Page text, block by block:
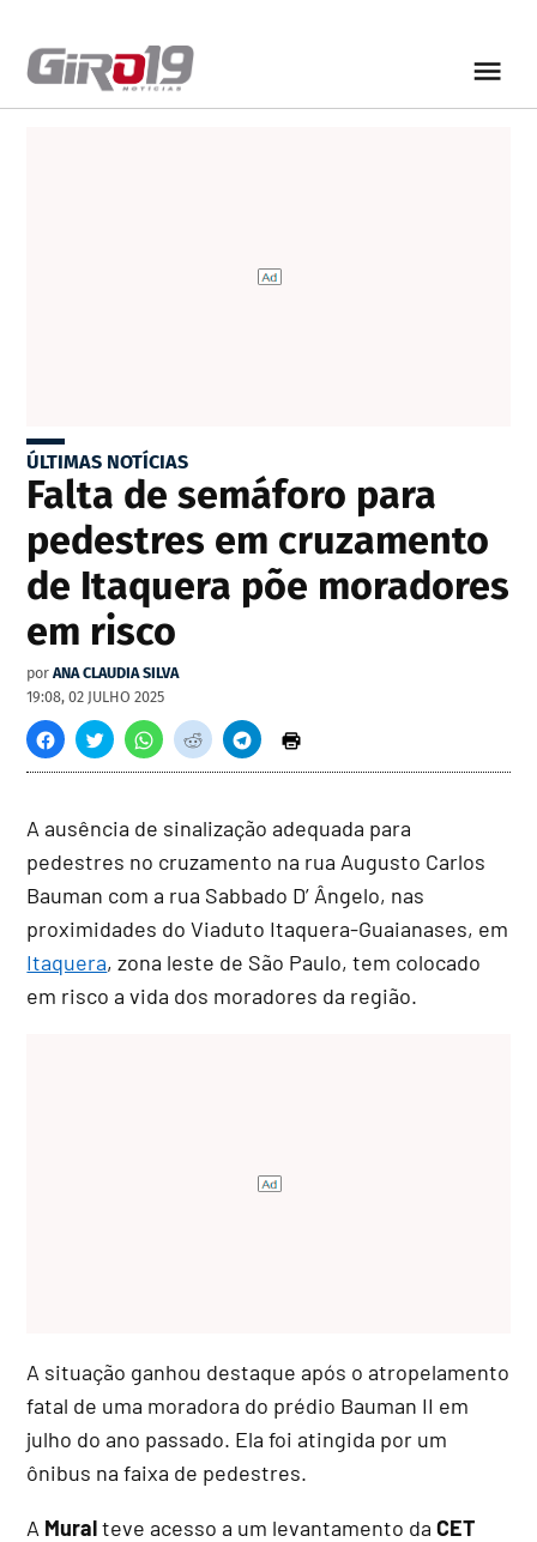
ÚLTIMAS NOTÍCIAS
Falta de semáforo para
pedestres em cruzamento
de Itaquera põe moradores
em risco
por ANA CLAUDIA SILVA
19:08, 02 JULHO 2025
A ausência de sinalização adequada para
pedestres no cruzamento na rua Augusto Carlos
Bauman com a rua Sabbado D’ Ângelo, nas
proximidades do Viaduto Itaquera-Guaianases, em
Itaquera, zona leste de São Paulo, tem colocado
em risco a vida dos moradores da região.
A situação ganhou destaque após o atropelamento
fatal de uma moradora do prédio Bauman II em
julho do ano passado. Ela foi atingida por um
ônibus na faixa de pedestres.
A Muralteve acesso a um levantamento da CET